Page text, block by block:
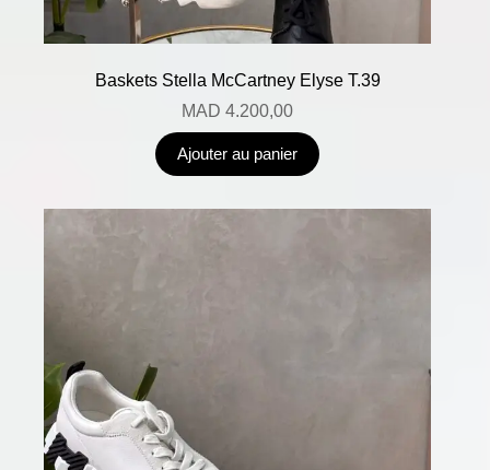
Baskets Stella McCartney Elyse T.39
MAD 4.200,00
Ajouter au panier